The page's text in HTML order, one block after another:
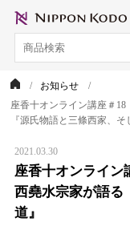
お知らせ
座香十オンライン講座＃
『源氏物語と三條西家、そ
2021.03.30
座香十オンライ
西堯水宗家が語る
道』